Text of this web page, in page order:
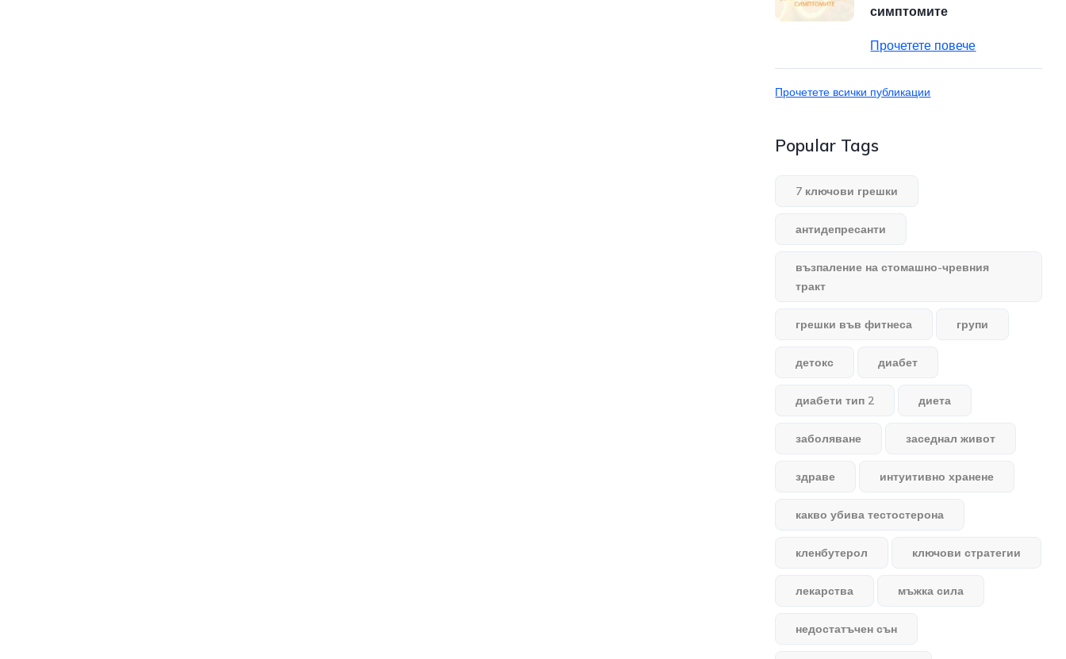
симптомите
Прочетете повече
Прочетете всички публикации
Popular Tags
7 ключови грешки
антидепресанти
възпаление на стомашно-чревния
тракт
грешки във фитнеса групи
детокс диабет
диабети тип 2 диета
заболяване заседнал живот
здраве интуитивно хранене
какво убива тестостерона
кленбутерол ключови стратегии
лекарства мъжка сила
недостатъчен сън